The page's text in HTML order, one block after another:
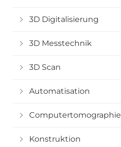
3D Digitalisierung
3D Messtechnik
3D Scan
Automatisation
Computertomographie
Konstruktion